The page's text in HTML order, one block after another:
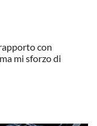
con
mi sforzo di